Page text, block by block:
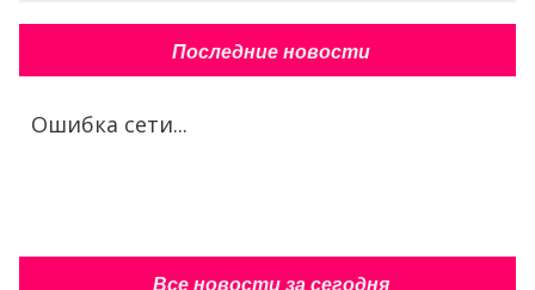
Последние новости
Ошибка сети...
Все новости за сегодня